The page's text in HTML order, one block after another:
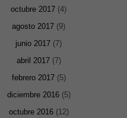
octubre 2017 (4)
agosto 2017 (9)
junio 2017 (7)
abril 2017(7)
febrero 2017(5)
diciembre 2016(5)
octubre 2016(12)
cookies no
son
opcionales.
Son
necesarias
para que
funcione la
que
mejorar la
y estructura